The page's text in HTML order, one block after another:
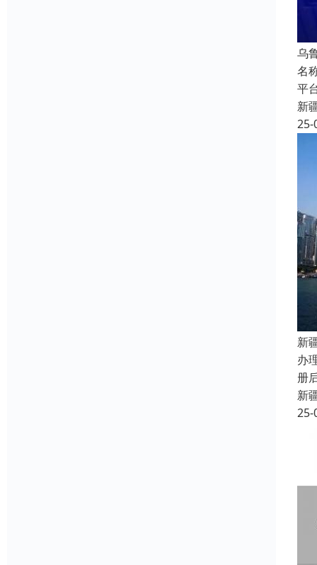
乌
名
平
新
25-
新
办
册
新
25-